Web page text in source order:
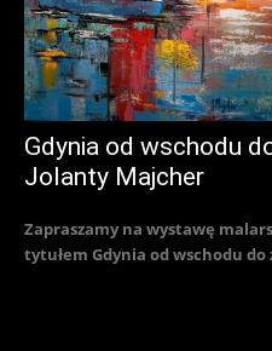
Gdynia od wschodu
Jolanty Majcher
Zapraszamy na wystawę
tytułem Gdynia od wschodu do